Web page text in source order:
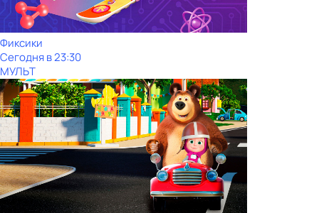
Фиксики
Сегодня в 23:30
МУЛЬТ